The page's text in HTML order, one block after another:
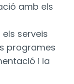
amb els
els serveis
programes
i la